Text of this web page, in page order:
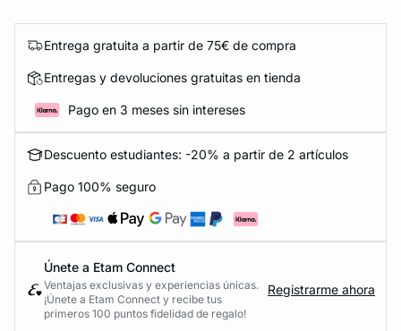
Entrega gratuita a partir de 75€ de compra
Entregas y devoluciones gratuitas en tienda
Pago en 3 meses sin intereses
Descuento estudiantes: -20% a partir de 2 artículos
Pago 100% seguro
Únete a Etam Connect
Ventajas exclusivas y experiencias únicas.
¡Únete a Etam Connect y recibe tus
primeros 100 puntos fidelidad de regalo!
Registrarme ahora